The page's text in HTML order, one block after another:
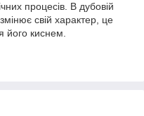
процесів. В дубовій
свій характер, це
його киснем.